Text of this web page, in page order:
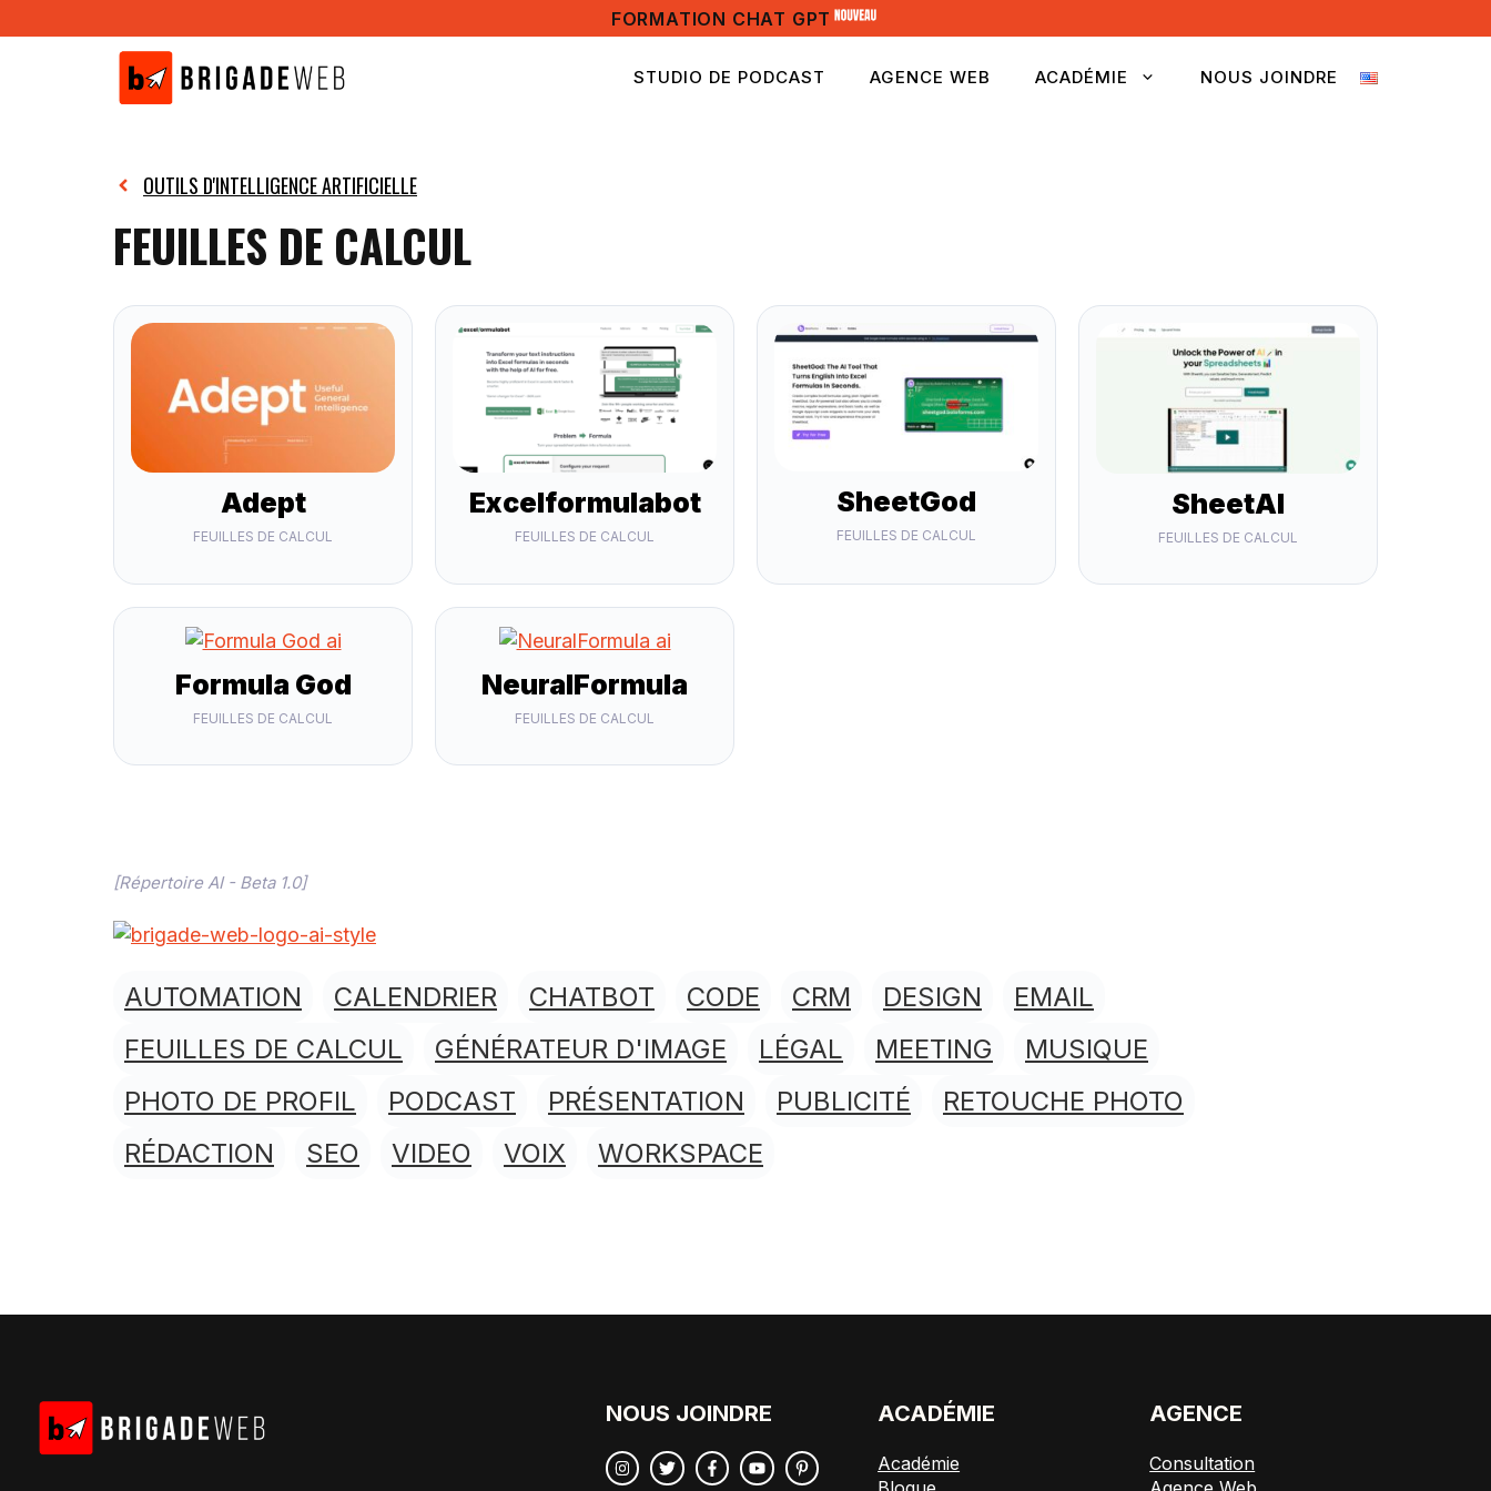
au
FORMATION CHAT GPT
STUDIO DE PODCAST AGENCE WEB ACADÉMIE NOUS JOINDRE
OUTILS D'INTELLIGENCE ARTIFICIELLE
FEUILLES DE CALCUL
Adept
FEUILLES DE CALCUL
Excelformulabot
FEUILLES DE CALCUL
SheetGod
FEUILLES DE CALCUL
SheetAI
FEUILLES DE CALCUL
Formula God
FEUILLES DE CALCUL
NeuralFormula
FEUILLES DE CALCUL
[Répertoire AI - Beta 1.0]
AUTOMATION CALENDRIER CHATBOT CODE CRM DESIGN
EMAIL
FEUILLES DE CALCUL
GÉNÉRATEUR D'IMAGE LÉGAL MEETING
MUSIQUE
PHOTO DE PROFIL
PODCAST PRÉSENTATION PUBLICITÉ
RETOUCHE PHOTO
RÉDACTION
SEO VIDEO VOIX WORKSPACE
NOUS JOINDRE ACADÉMIE
Académie
AGENCE
Consultation